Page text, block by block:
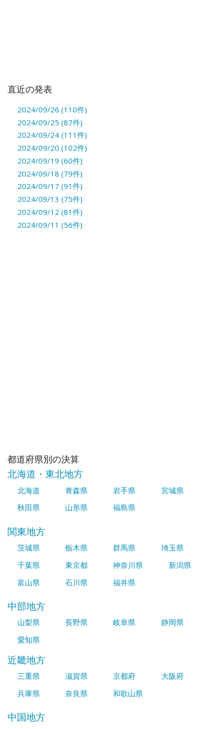
直近の発表
2024/09/26 (110件)
2024/09/25 (87件)
2024/09/24 (111件)
2024/09/20 (102件)
2024/09/19 (60件)
2024/09/18 (79件)
2024/09/17 (91件)
2024/09/13 (75件)
2024/09/12 (81件)
2024/09/11 (56件)
都道府県別の決算
北海道・東北地方
北海道 青森県 岩手県
宮城県
秋田県
山形県 福島県
関東地方
茨城県 栃木県 群馬県
埼玉県
千葉県
東京都 神奈川県
新潟県
富山県
石川県 福井県
中部地方
山梨県 長野県 岐阜県
静岡県
愛知県
近畿地方
三重県 滋賀県 京都府
大阪府
兵庫県
奈良県 和歌山県
中国地方